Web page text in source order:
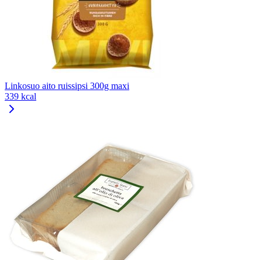
Linkosuo aito ruissipsi 300g maxi
339 kcal